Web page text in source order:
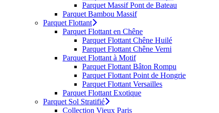
Parquet Massif Pont de Bateau
Parquet Bambou Massif
Parquet Flottant
Parquet Flottant en Chêne
Parquet Flottant Chêne Huilé
Parquet Flottant Chêne Verni
Parquet Flottant à Motif
Parquet Flottant Bâton Rompu
Parquet Flottant Point de Hongrie
Parquet Flottant Versailles
Parquet Flottant Exotique
Parquet Sol Stratifié
Collection Vieux Paris